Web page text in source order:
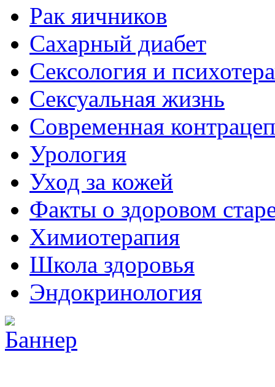
Рак яичников
Сахарный диабет
Сексология и
Сексуальная жизнь
Современная
Урология
Уход за кожей
Факты о здоровом
Химиoтерапия
Школа здоровья
Эндокринология